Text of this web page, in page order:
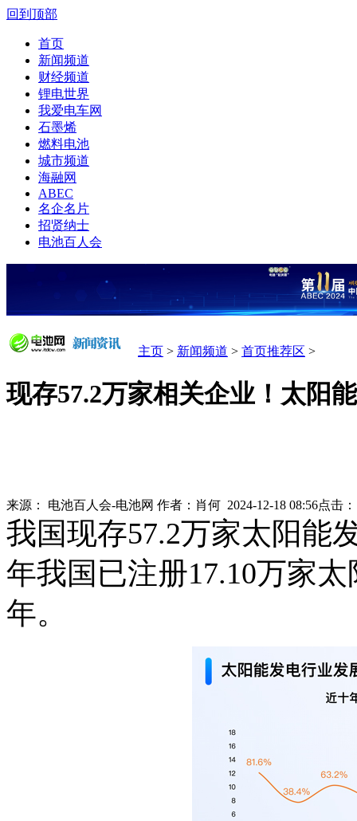
回到顶部
首页
新闻频道
财经频道
锂电世界
我爱电车网
石墨烯
燃料电池
城市频道
海融网
ABEC
名企名片
招贤纳士
电池百人会
主页 > 新闻频道 > 首页推荐区 >
现存57.2万家相关企业！太阳
来源： 电池百人会-电池网 作者： 肖何 2024-12-18 08:56点击
我国现存57.2万家太阳能
年我国已注册17.10万家
年。